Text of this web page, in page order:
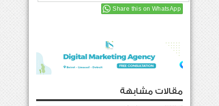
Share this on WhatsApp
مقالات مشابهة